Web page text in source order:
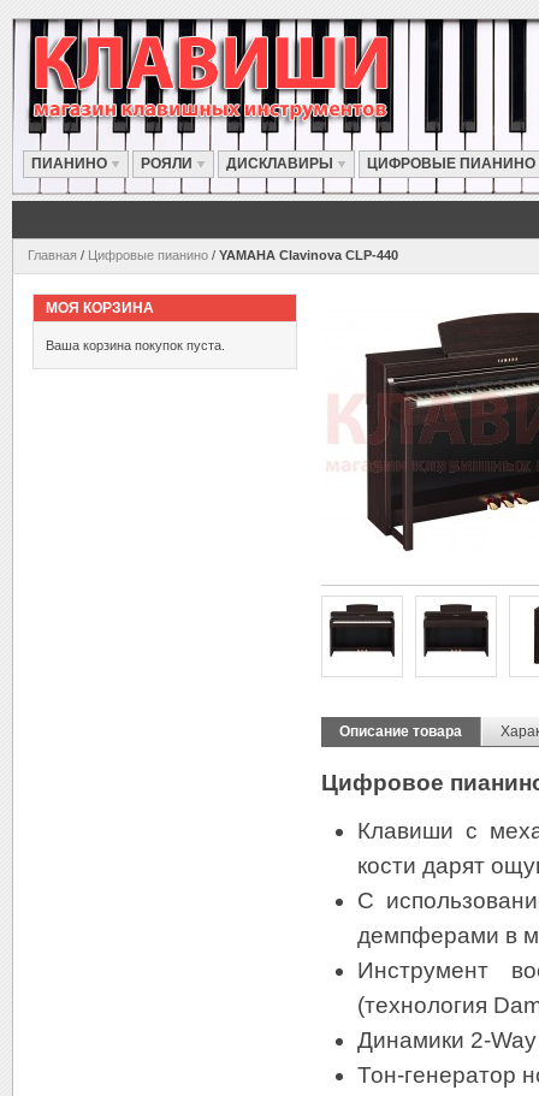
ПИАНИНО РОЯЛИ ДИСКЛАВИРЫ ЦИФРОВЫЕ ПИАНИНО
Главная / Цифровые пианино / YAMAHA Clavinova CLP-440
Описание товара
Цифровое
Клавиши с
кости дарят
С
демпферами в
Инструмент
(технология
Динамики 2-
Тон-генератор
МОЯ КОРЗИНА
Ваша корзина покупок пуста.